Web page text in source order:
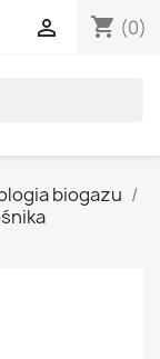
shopping_cart (0)

biogazu